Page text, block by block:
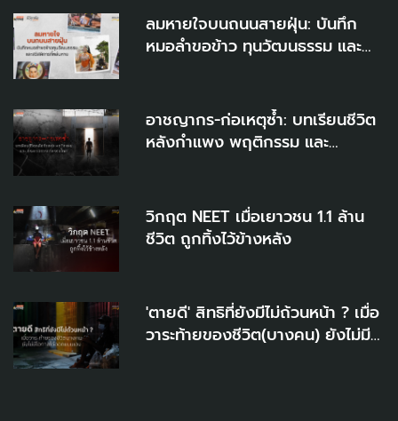
ลมหายใจบนถนนสายฝุ่น: บันทึก
หมอลำขอข้าว ทุนวัฒนธรรม และ
อาชญากร-ก่อเหตุซ้ำ: บทเรียนชีวิต
หลังกำแพง พฤติกรรม และ
วิกฤต NEET เมื่อเยาวชน 1.1 ล้าน
ชีวิต ถูกทิ้งไว้ข้างหลัง
'ตายดี' สิทธิที่ยังมีไม่ถ้วนหน้า ? เมื่อ
วาระท้ายของชีวิต(บางคน) ยังไม่มี